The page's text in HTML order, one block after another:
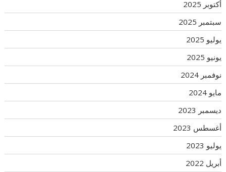
أكتوبر 2025
سبتمبر 2025
يوليو 2025
يونيو 2025
نوفمبر 2024
مايو 2024
ديسمبر 2023
أغسطس 2023
يوليو 2023
أبريل 2022